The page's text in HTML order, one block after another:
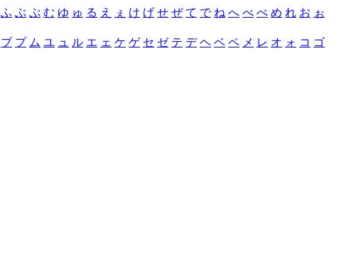
ふ ぶ ぷ む ゆ ゅ る え ぇ け げ せ ぜ て で ね へ べ ぺ め れ お ぉ
ブ プ ム ユ ュ ル エ ェ ケ ゲ セ ゼ テ デ ヘ ベ ペ メ レ オ ォ コ ゴ